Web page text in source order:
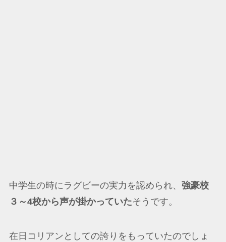
中学生の時にラグビーの実力を認められ、 強豪校
３～4校から声が掛かっていたそうです。
在日コリアンとしての誇りをもっていたのでしょ